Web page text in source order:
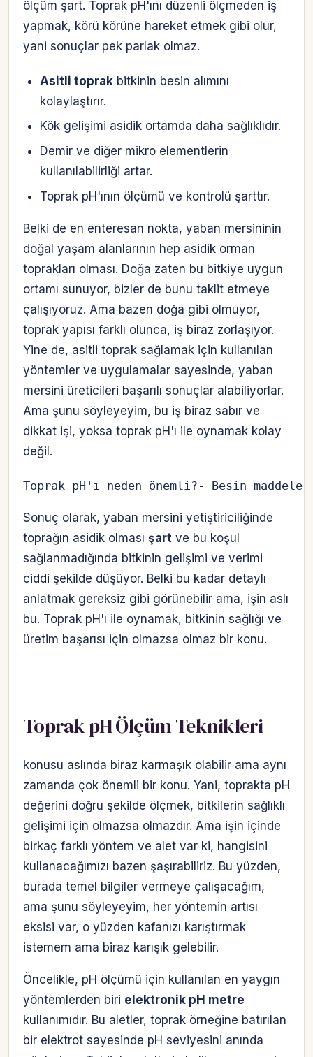
ölçüm şart. Toprak pH'ını düzenli ölçmeden iş
yapmak, körü körüne hareket etmek gibi olur,
yani sonuçlar pek parlak olmaz.
Asitli toprakbitkinin besin alımını
kolaylaştırır.
Kök gelişimi asidik ortamda daha sağlıklıdır.
Demir ve diğer mikro elementlerin
kullanılabilirliği artar.
Toprak pH'ının ölçümü ve kontrolü şarttır.
Belki de en enteresan nokta, yaban mersininin
doğal yaşam alanlarının hep asidik orman
toprakları olması. Doğa zaten bu bitkiye uygun
ortamı sunuyor, bizler de bunu taklit etmeye
çalışıyoruz. Ama bazen doğa gibi olmuyor,
toprak yapısı farklı olunca, iş biraz zorlaşıyor.
Yine de, asitli toprak sağlamak için kullanılan
yöntemler ve uygulamalar sayesinde, yaban
mersini üreticileri başarılı sonuçlar alabiliyorlar.
Ama şunu söyleyeyim, bu iş biraz sabır ve
dikkat işi, yoksa toprak pH'ı ile oynamak kolay
değil.
Toprak pH'ı neden önemli?- Besin
Sonuç olarak, yaban mersini yetiştiriciliğinde
toprağın asidik olması şart ve bu koşul
sağlanmadığında bitkinin gelişimi ve verimi
ciddi şekilde düşüyor. Belki bu kadar detaylı
anlatmak gereksiz gibi görünebilir ama, işin aslı
bu. Toprak pH'ı ile oynamak, bitkinin sağlığı ve
üretim başarısı için olmazsa olmaz bir konu.
Toprak pH Ölçüm Teknikleri
konusu aslında biraz karmaşık olabilir ama aynı
zamanda çok önemli bir konu. Yani, toprakta pH
değerini doğru şekilde ölçmek, bitkilerin sağlıklı
gelişimi için olmazsa olmazdır. Ama işin içinde
birkaç farklı yöntem ve alet var ki, hangisini
kullanacağımızı bazen şaşırabiliriz. Bu yüzden,
burada temel bilgiler vermeye çalışacağım,
ama şunu söyleyeyim, her yöntemin artısı
eksisi var, o yüzden kafanızı karıştırmak
istemem ama biraz karışık gelebilir.
Öncelikle, pH ölçümü için kullanılan en yaygın
yöntemlerden biri elektronik pH metre
kullanımıdır. Bu aletler, toprak örneğine batırılan
bir elektrot sayesinde pH seviyesini anında